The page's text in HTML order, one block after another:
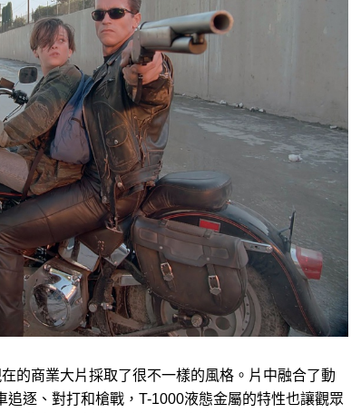
的商業大片採取了很不一樣的風格。片中融合了動
逐、對打和槍戰，T-1000液態金屬的特性也讓觀眾